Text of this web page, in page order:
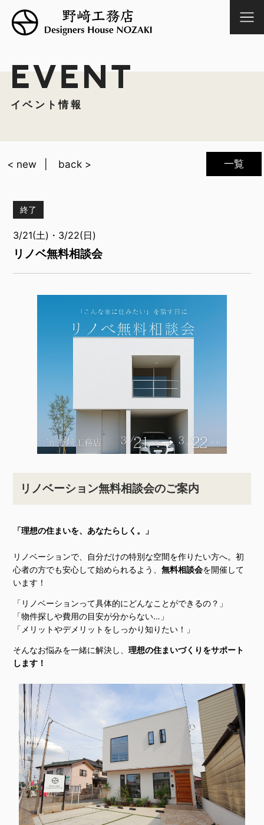
イベント情報
一覧
< new back >
終了
3/21(土)・3/22(日)
リノベ無料相談会
リノベーション無料相談会のご案内
「理想の住まいを、あなたらしく。」
リノベーションで、自分だけの特別な空間を作りたい方へ。初
心者の方でも安心して始められるよう、 無料相談会を開催して
います！
「リノベーションって具体的にどんなことができるの？」
「物件探しや費用の目安が分からない…」
「メリットやデメリットをしっかり知りたい！」
そんなお悩みを一緒に解決し、 理想の住まいづくりをサポート
します！